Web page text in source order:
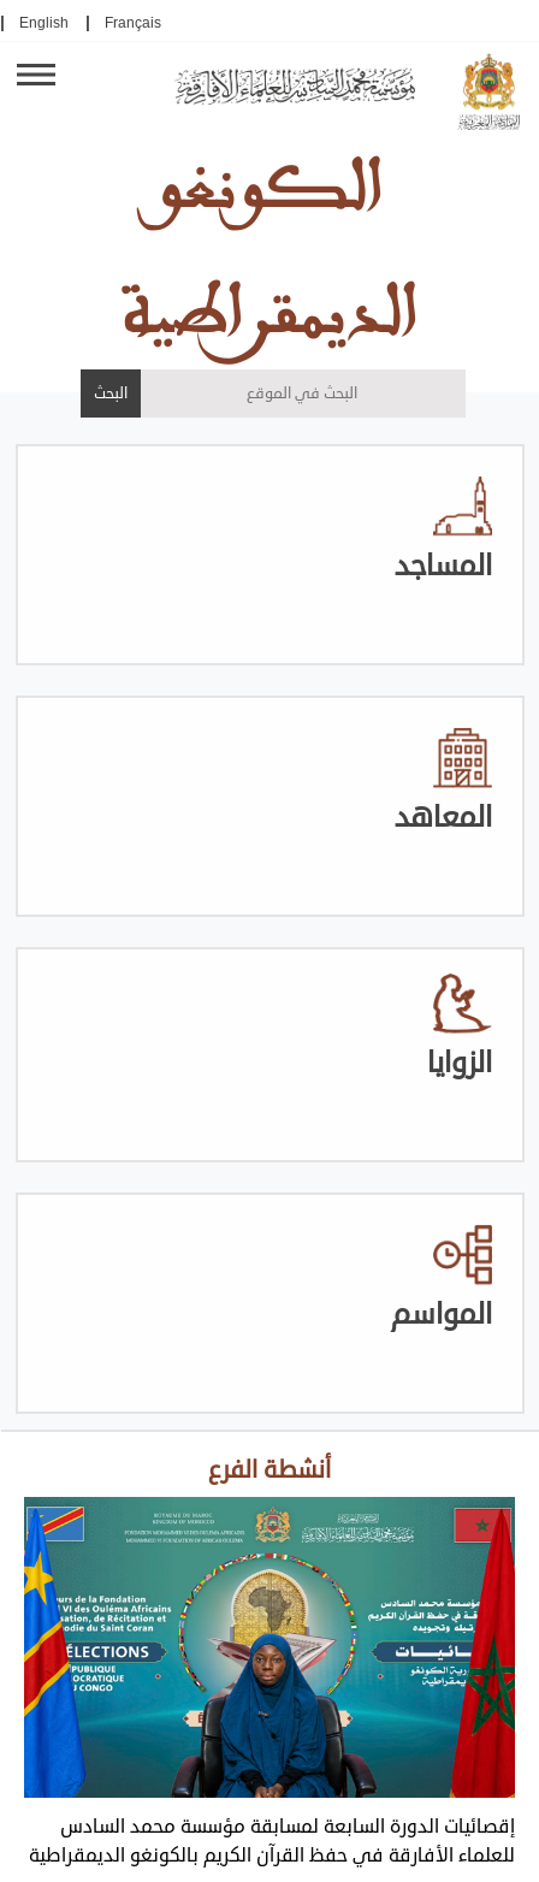
Français
English
الكونغو
الديمقراطية
المواسم
الزوايا
المعاهد
المساجد
أنشطة الفرع
إقصائيات الدورة السابعة لمسابقة مؤسسة محمد السادس
للعلماء الأفارقة في حفظ القرآن الكريم بالكونغو الديمقراطية